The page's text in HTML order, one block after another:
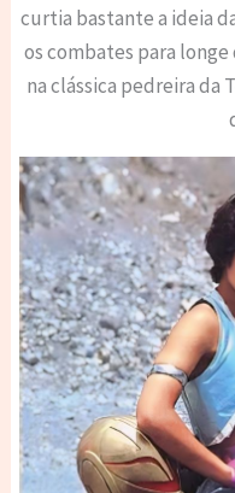
curtia bastante a ideia
os combates para
na clássica pedreira da